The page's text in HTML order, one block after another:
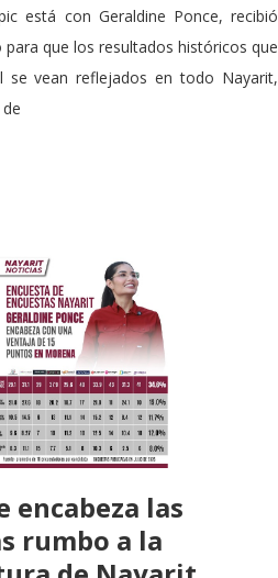
está con Geraldine Ponce, recibió
para que los resultados históricos que
se vean reflejados en todo Nayarit,
encabeza las
rumbo a la